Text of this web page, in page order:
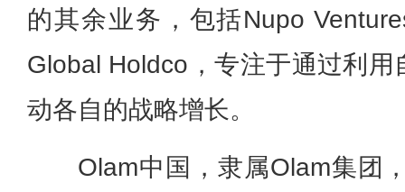
的其余业务，包括Nupo
Global Holdco，专注于通过利
动各自的战略增长。
Olam中国，隶属Olam集团